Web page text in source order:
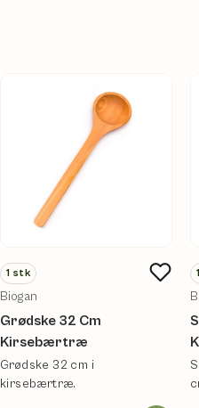
1 stk
Biogan
Grødske 32 Cm
Kirsebærtræ
Grødske 32 cm i
kirsebærtræ.